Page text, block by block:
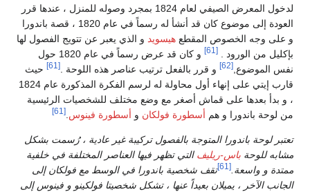
لدخول المعرض الصيفي لعام 1824 بمجرد وصوله للمنزل ، عندها قرر
العودة إلى موضوع كان قد أنشأ له رسماً في عام 1820 ، قصة باندورا
و على وجه الخصوص المقطع هيسويد و الذي يعبر عن تتويج الفصول لها
بإكليل من الورود . [61]
و كان قد عرض رسماً في عام 1820 حول
نفس الموضوع,[62] و قرر بالفعل ترتيب عناصر هذه اللوحة .[61]
حيث
قارب إيتي على إنهاء أول محاولة له لرسم الفكرة المذكورة عام 1824
، و بدأ بعدها على قماش أصغر مع وضع مختلف للشخصيات الرئيسية
من لوحة باندورا و هم أسطورة فولكان و أسطورة فينوس.
[61]
تعتبر لوحة باندورا المتوجة بالفصول تركيبة غير عادية ، رُسمت بشكل
مشابه للوحة باس-ريليف التي تظهر فيها العناصر المختلفة في خلفية
ممتدة و واسعة.[61]
تقف شخصية باندورا في الوسط مع فولكان إلى
الجانب الآخر ، يميلان بعيداً عنها ، تشكل شخصيتا فولكينو و فينوس إلى